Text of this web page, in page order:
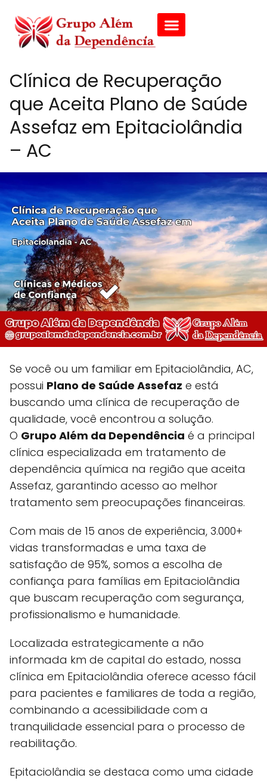
Clínica de Recuperação
que Aceita Plano de Saúde
Assefaz em Epitaciolândia
– AC
Se você ou um familiar em Epitaciolândia, AC,
possui Plano de Saúde Assefaz e está
buscando uma clínica de recuperação de
qualidade, você encontrou a solução.
O Grupo Além da Dependência é a principal
clínica especializada em tratamento de
dependência química na região que aceita
Assefaz, garantindo acesso ao melhor
tratamento sem preocupações financeiras.
Com mais de 15 anos de experiência, 3.000+
vidas transformadas e uma taxa de
satisfação de 95%, somos a escolha de
confiança para famílias em Epitaciolândia
que buscam recuperação com segurança,
profissionalismo e humanidade.
Localizada estrategicamente a não
informada km de capital do estado, nossa
clínica em Epitaciolândia oferece acesso fácil
para pacientes e familiares de toda a região,
combinando a acessibilidade com a
tranquilidade essencial para o processo de
reabilitação.
Epitaciolândia se destaca como uma cidade